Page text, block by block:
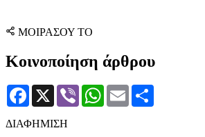
ΜΟΙΡΑΣΟΥ ΤΟ
Κοινοποίηση άρθρου
Facebook
X Viber WhatsApp
Email
ΔΙΑΦΗΜΙΣΗ